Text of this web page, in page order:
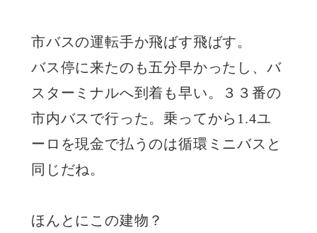
市バスの運転手か飛ばす飛ばす。
バス停に来たのも五分早かったし、バ
スターミナルへ到着も早い。３３番の
市内バスで行った。乗ってから1.4ユ
ーロを現金で払うのは循環ミニバスと
同じだね。
ほんとにこの建物？